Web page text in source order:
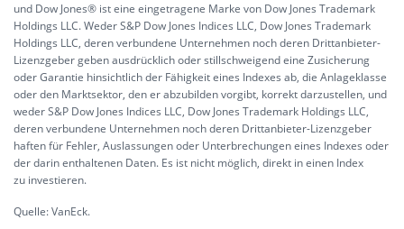
und Dow Jones® ist eine eingetragene Marke von Dow Jones Trademark
Holdings LLC. Weder S&P Dow Jones Indices LLC, Dow Jones Trademark
Holdings LLC, deren verbundene Unternehmen noch deren Drittanbieter-
Lizenzgeber geben ausdrücklich oder stillschweigend eine Zusicherung
oder Garantie hinsichtlich der Fähigkeit eines Indexes ab, die Anlageklasse
oder den Marktsektor, den er abzubilden vorgibt, korrekt darzustellen, und
weder S&P Dow Jones Indices LLC, Dow Jones Trademark Holdings LLC,
deren verbundene Unternehmen noch deren Drittanbieter-Lizenzgeber
haften für Fehler, Auslassungen oder Unterbrechungen eines Indexes oder
der darin enthaltenen Daten. Es ist nicht möglich, direkt in einen Index
zu investieren.
Quelle: VanEck.